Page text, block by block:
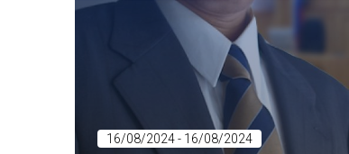
16/08/2024 - 16/08/2024